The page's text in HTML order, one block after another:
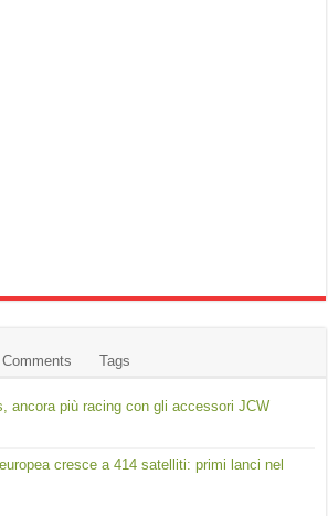
Comments Tags
ancora più racing con gli accessori JCW
cresce a 414 satelliti: primi lanci nel